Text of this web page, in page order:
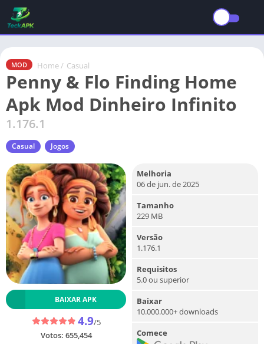
MOD Home / Casual
Penny & Flo Finding Home
Apk Mod Dinheiro Infinito
1.176.1
Casual Jogos
BAIXAR APK
4.9/5
Votos: 655,454
Melhoria
06 de jun. de 2025
Tamanho
229 MB
Versão
1.176.1
Requisitos
5.0 ou superior
Baixar
10.000.000+ downloads
Comece